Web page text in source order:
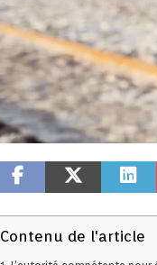
Contenu de l'article